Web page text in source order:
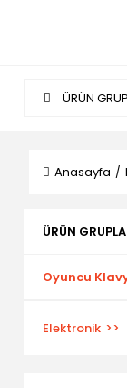
ÜRÜN
Anasayfa
ÜRÜN
Oyuncu
Elektronik